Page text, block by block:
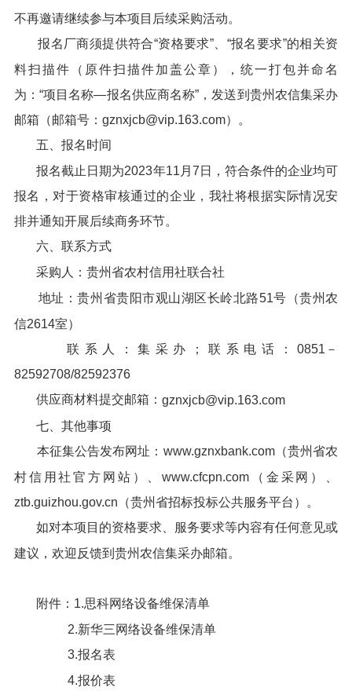
不再邀请继续参与本项目后续采购活动。
报名厂商须提供符合“资格要求”、“报名要求”的相关资
料扫描件（原件扫描件加盖公章），统一打包并命名
为：“项目名称—报名供应商名称”，发送到贵州农信集采办
邮箱（邮箱号：gznxjcb@vip.163.com）。
五、报名时间
报名截止日期为2023年11月7日，符合条件的企业均可
报名，对于资格审核通过的企业，我社将根据实际情况安
排并通知开展后续商务环节。
六、联系方式
采购人：贵州省农村信用社联合社
地址：贵州省贵阳市观山湖区长岭北路51号（贵州农
信2614室）
联系人：集采办；联系电话：0851－
82592708/82592376
供应商材料提交邮箱： gznxjcb@vip.163.com
七、其他事项
本征集公告发布网址：www.gznxbank.com（贵州省农
村信用社官方网站）、www.cfcpn.com（金采网）、
ztb.guizhou.gov.cn（贵州省招标投标公共服务平台）。
如对本项目的资格要求、服务要求等内容有任何意见或
建议，欢迎反馈到贵州农信集采办邮箱。
附件：1.思科网络设备维保清单
2.新华三网络设备维保清单
3.报名表
4.报价表